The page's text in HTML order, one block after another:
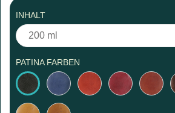
INHALT
PATINA FARBEN
SchwarzBlau Rot Bordeaux/Rubin
Rotbraun
Gelb Hellbraun